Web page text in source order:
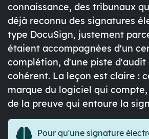
connaissance, des tribunaux
déjà reconnu des signatures
type DocuSign, justement
étaient accompagnées d'un
complétion, d'une piste
cohérent. La leçon est claire :
marque du logiciel qui
de la preuve qui entoure la
Pour qu'une signature